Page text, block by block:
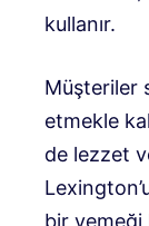
kullanır.
Müşteriler
etmekle
de lezzet
bir yemeği